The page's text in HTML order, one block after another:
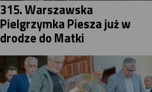
315. Warszawska
Pielgrzymka Piesza już w
drodze do Matki